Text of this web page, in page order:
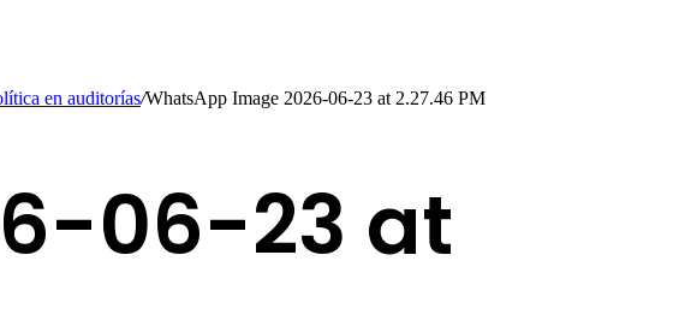
en auditorías/WhatsApp Image 2026-06-23 at 2.27.46 PM
06-23 at